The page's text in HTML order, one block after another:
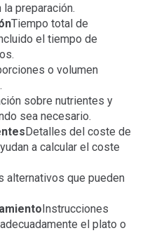
preparación.
Tiempo total de
el tiempo de
o volumen
sobre nutrientes y
sea necesario.
Detalles del coste de
a calcular el coste
alternativos que pueden
Instrucciones
el plato o